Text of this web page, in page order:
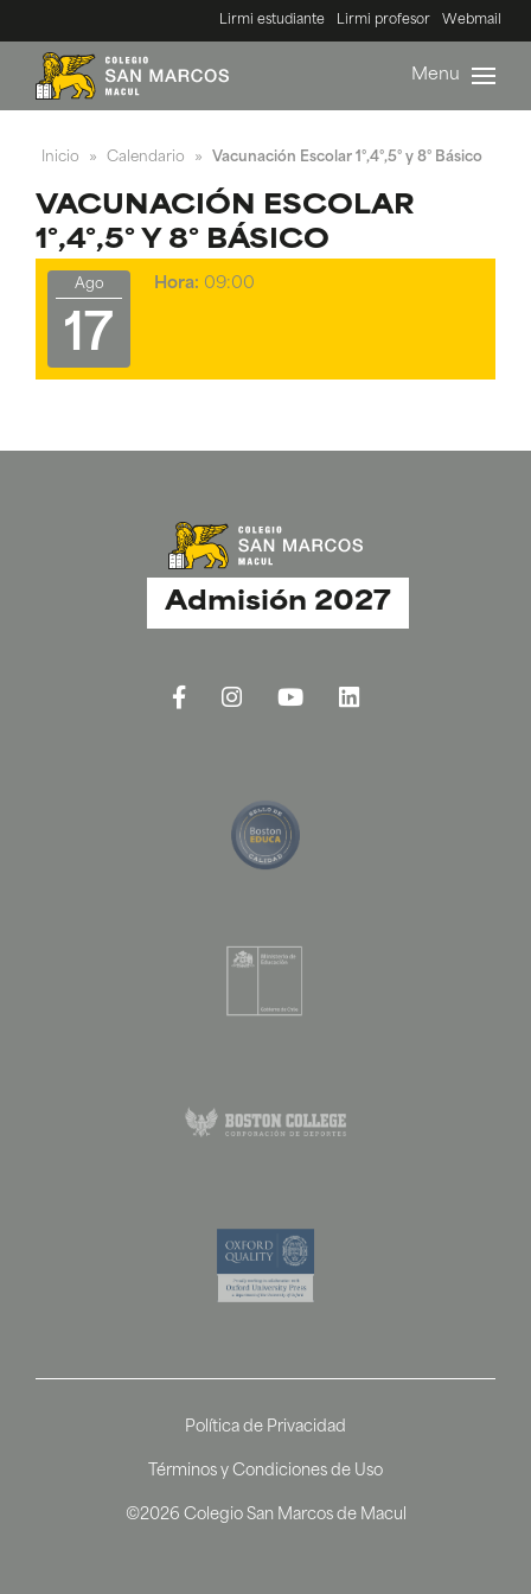
Lirmi estudiante Lirmi profesor Webmail
Menu
Inicio » Calendario » Vacunación Escolar 1°,4°,5° y 8° Básico
VACUNACIÓN ESCOLAR
1°,4°,5° Y 8° BÁSICO
Ago
17
Hora: 09:00
Admisión 2027
©2026 Colegio San Marcos de Macul
Política de Privacidad
Términos y Condiciones de Uso